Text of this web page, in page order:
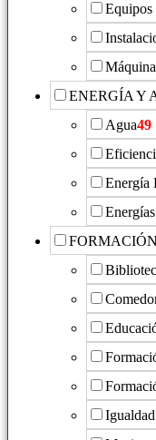
Equipos
ENERGÍA Y
Agua49
Energía